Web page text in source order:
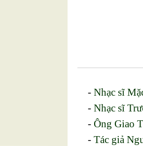
-Nhạc sĩ
-Nhạc sĩ
-Ông Giao
-Tác giả